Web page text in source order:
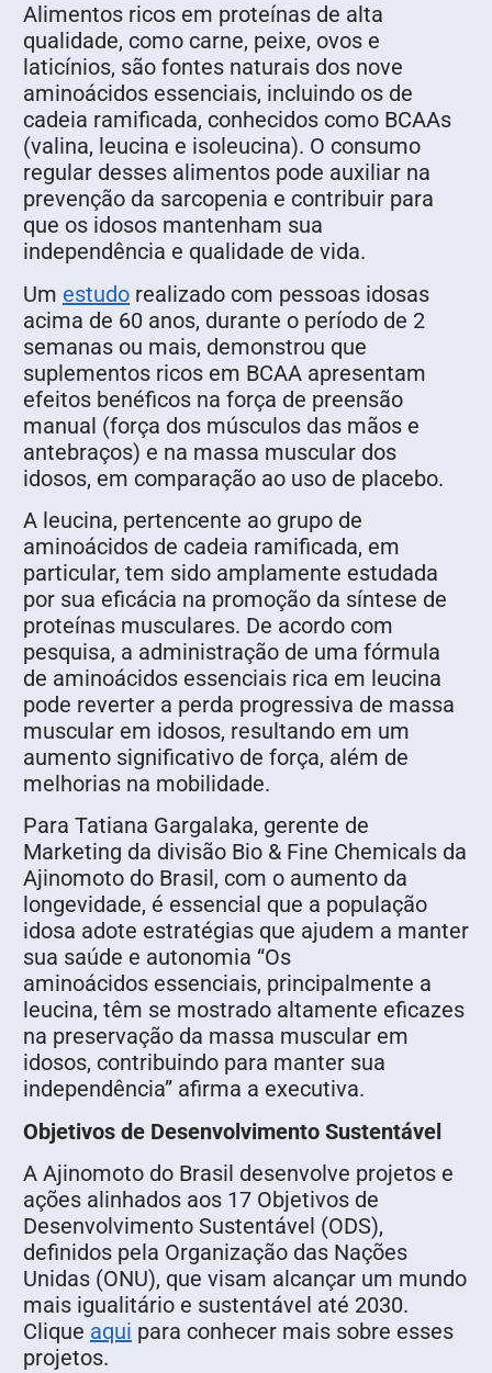
Alimentos ricos em proteínas de alta
qualidade, como carne, peixe, ovos e
laticínios, são fontes naturais dos nove
aminoácidos essenciais, incluindo os de
cadeia ramificada, conhecidos como BCAAs
(valina, leucina e isoleucina). O consumo
regular desses alimentos pode auxiliar na
prevenção da sarcopenia e contribuir para
que os idosos mantenham sua
independência e qualidade de vida.
Um estudo realizado com pessoas idosas
acima de 60 anos, durante o período de 2
semanas ou mais, demonstrou que
suplementos ricos em BCAA apresentam
efeitos benéficos na força de preensão
manual (força dos músculos das mãos e
antebraços) e na massa muscular dos
idosos, em comparação ao uso de placebo.
A leucina, pertencente ao grupo de
aminoácidos de cadeia ramificada, em
particular, tem sido amplamente estudada
por sua eficácia na promoção da síntese de
proteínas musculares. De acordo com
pesquisa, a administração de uma fórmula
de aminoácidos essenciais rica em leucina
pode reverter a perda progressiva de massa
muscular em idosos, resultando em um
aumento significativo de força, além de
melhorias na mobilidade.
Para Tatiana Gargalaka, gerente de
Marketing da divisão Bio & Fine Chemicals da
Ajinomoto do Brasil, com o aumento da
longevidade, é essencial que a população
idosa adote estratégias que ajudem a manter
sua saúde e autonomia “Os
aminoácidos essenciais, principalmente a
leucina, têm se mostrado altamente eficazes
na preservação da massa muscular em
idosos, contribuindo para manter sua
independência” afirma a executiva.
Objetivos de Desenvolvimento Sustentável
A Ajinomoto do Brasil desenvolve projetos e
ações alinhados aos 17 Objetivos de
Desenvolvimento Sustentável (ODS),
definidos pela Organização das Nações
Unidas (ONU), que visam alcançar um mundo
mais igualitário e sustentável até 2030.
Clique aqui para conhecer mais sobre esses
projetos.